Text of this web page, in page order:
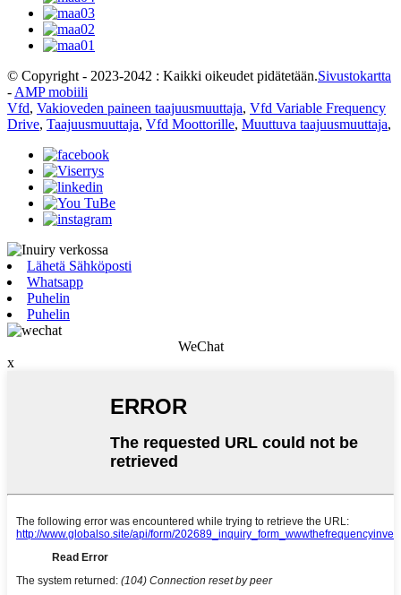
© Copyright - 2023-2042 : Kaikki oikeudet pidätetään.Sivustokartta
- AMP mobiili
Vfd, Vakioveden paineen taajuusmuuttaja, Vfd Variable Frequency
Drive, Taajuusmuuttaja, Vfd Moottorille, Muuttuva taajuusmuuttaja,
Lähetä Sähköposti
Whatsapp
Puhelin
Puhelin
WeChat
x